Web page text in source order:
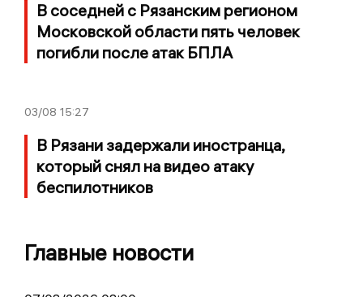
В соседней с Рязанским регионом
Московской области пять человек
погибли после атак БПЛА
03/08 15:27
В Рязани задержали иностранца,
который снял на видео атаку
беспилотников
Главные новости